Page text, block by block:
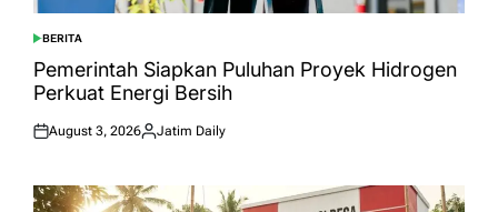
POSTED
IN
BERITA
Pemerintah Siapkan Puluhan Proyek Hidrogen
Perkuat Energi Bersih
Posted
August 3, 2026
Posted
Jatim Daily